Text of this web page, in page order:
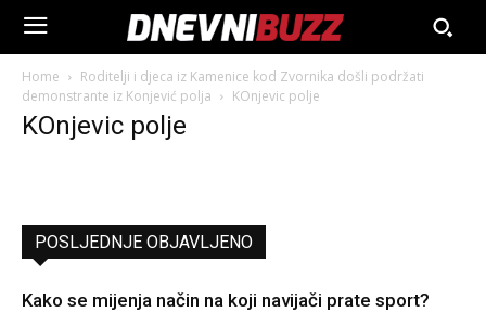
Home
Roditelji i djeca iz Kamenice kod Zvornika došli podržati
demonstrante iz Konjević polja
KOnjevic polje
KOnjevic polje
POSLJEDNJE OBJAVLJENO
Kako se mijenja način na koji navijači prate sport?